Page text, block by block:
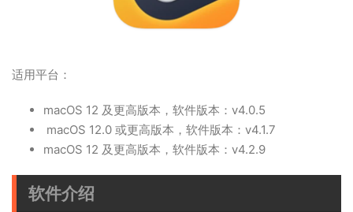
适用平台：
macOS 12 及更高版本，软件版本：v4.0.5
macOS 12.0 或更高版本，软件版本：v4.1.7
macOS 12 及更高版本，软件版本：v4.2.9
软件介绍